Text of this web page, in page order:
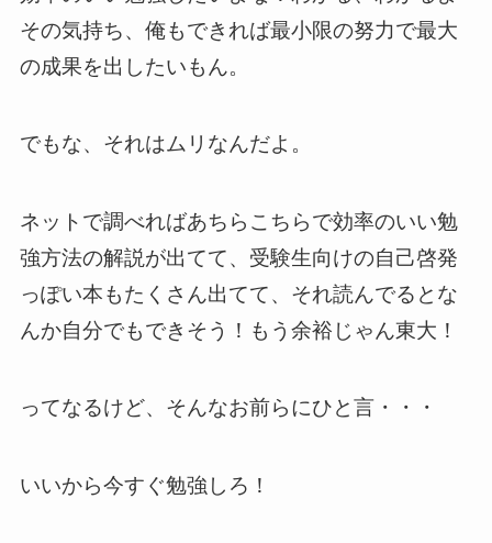
その気持ち、俺もできれば最小限の努力で最大
の成果を出したいもん。
でもな、それはムリなんだよ。
ネットで調べればあちらこちらで効率のいい勉
強方法の解説が出てて、受験生向けの自己啓発
っぽい本もたくさん出てて、それ読んでるとな
んか自分でもできそう！もう余裕じゃん東大！
ってなるけど、そんなお前らにひと言・・・
いいから今すぐ勉強しろ！